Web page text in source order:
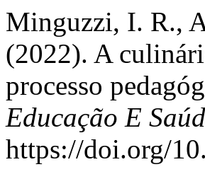
Minguzzi, I. R.,
(2022). A
processo
Educação E
https://doi.org/